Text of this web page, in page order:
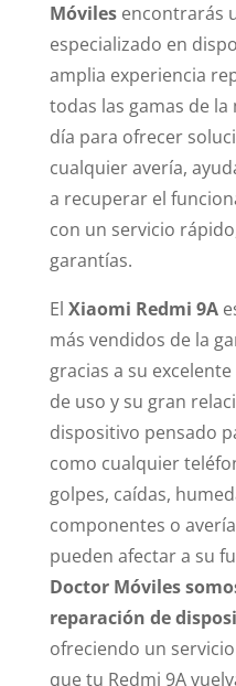
Móvilesencontrarás
especializado en
amplia experiencia
todas las gamas de
día para ofrecer
cualquier avería,
a recuperar el
con un servicio
garantías.
El Xiaomi Redmi 9A
más vendidos de la
gracias a su
de uso y su gran
dispositivo pensado
como cualquier
golpes, caídas,
componentes o
pueden afectar a su
Doctor Móviles
reparación de
ofreciendo un
que tu Redmi 9A